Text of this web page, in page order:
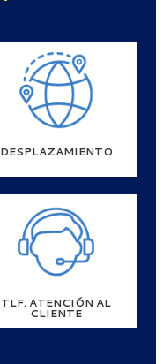
DESPLAZAMIENTO
TLF. ATENCIÓN AL
CLIENTE